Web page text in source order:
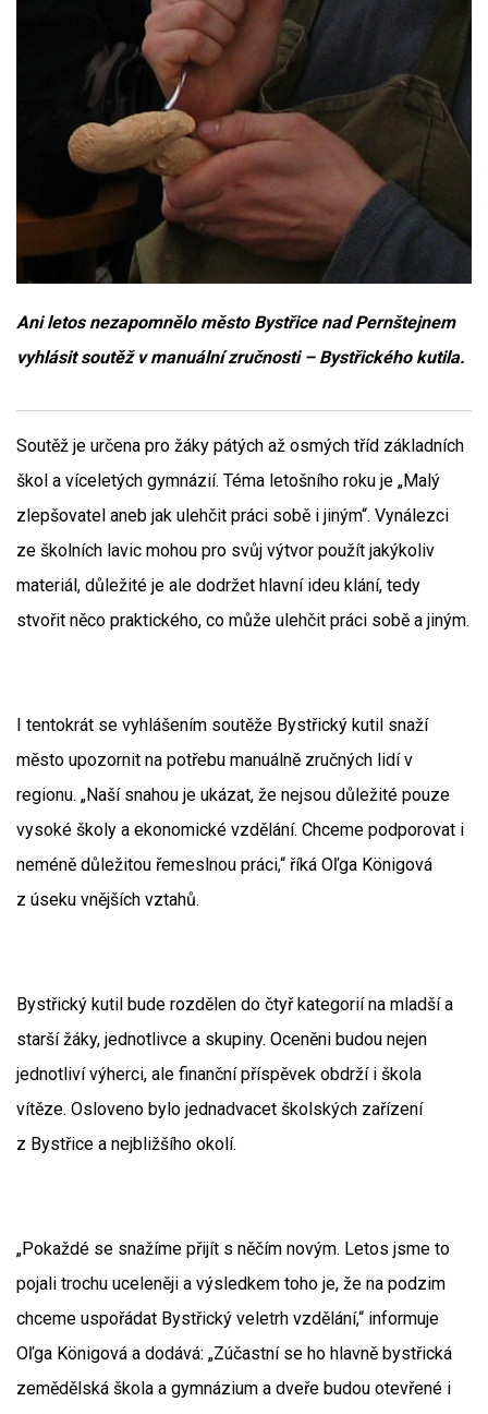
Ani letos nezapomnělo město Bystřice nad Pernštejnem
vyhlásit soutěž v manuální zručnosti – Bystřického kutila.
Soutěž je určena pro žáky pátých až osmých tříd základních
škol a víceletých gymnázií. Téma letošního roku je „Malý
zlepšovatel aneb jak ulehčit práci sobě i jiným“. Vynálezci
ze školních lavic mohou pro svůj výtvor použít jakýkoliv
materiál, důležité je ale dodržet hlavní ideu klání, tedy
stvořit něco praktického, co může ulehčit práci sobě a jiným.
I tentokrát se vyhlášením soutěže Bystřický kutil snaží
město upozornit na potřebu manuálně zručných lidí v
regionu. „Naší snahou je ukázat, že nejsou důležité pouze
vysoké školy a ekonomické vzdělání. Chceme podporovat i
neméně důležitou řemeslnou práci,“ říká Oľga Königová
z úseku vnějších vztahů.
Bystřický kutil bude rozdělen do čtyř kategorií na mladší a
starší žáky, jednotlivce a skupiny. Oceněni budou nejen
jednotliví výherci, ale finanční příspěvek obdrží i škola
vítěze. Osloveno bylo jednadvacet školských zařízení
z Bystřice a nejbližšího okolí.
„Pokaždé se snažíme přijít s něčím novým. Letos jsme to
pojali trochu uceleněji a výsledkem toho je, že na podzim
chceme uspořádat Bystřický veletrh vzdělání,“ informuje
Oľga Königová a dodává: „Zúčastní se ho hlavně bystřická
zemědělská škola a gymnázium a dveře budou otevřené i